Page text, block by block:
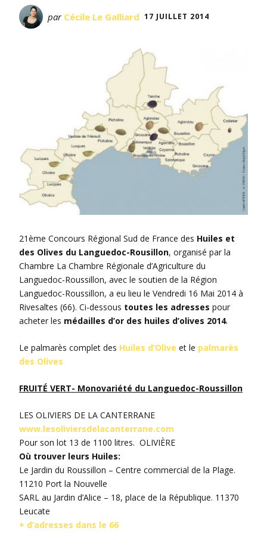
par Cécile Le Galliard 17 JUILLET 2014
21ème Concours Régional Sud de France des Huiles et
des Olives du Languedoc-Rousillon, organisé par la
Chambre La Chambre Régionale d’Agriculture du
Languedoc-Roussillon, avec le soutien de la Région
Languedoc-Roussillon, a eu lieu le Vendredi 16 Mai 2014 à
Rivesaltes (66). Ci-dessous toutes les adresses pour
acheter les médailles d’or des huiles d’olives 2014.
Le palmarès complet des Huiles d’Olive et le palmarès
des Olives
FRUITÉ VERT- Monovariété du Languedoc-Roussillon
LES OLIVIERS DE LA CANTERRANE
www.lesoliviersdelacanterrane.com
Pour son lot 13 de 1100 litres. OLIVIÈRE
Où trouver leurs Huiles:
Le Jardin du Roussillon – Centre commercial de la Plage.
11210 Port la Nouvelle
SARL au Jardin d’Alice – 18, place de la République. 11370
Leucate
+ d’adresses dans le 66